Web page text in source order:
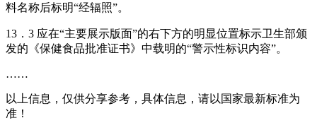
料名称后标明“经辐照”。
13．3 应在“主要展示版面”的右下方的明显位置标示卫生部颁
发的《保健食品批准证书》中载明的“警示性标识内容”。
……
以上信息，仅供分享参考，具体信息，请以国家最新标准为
准！